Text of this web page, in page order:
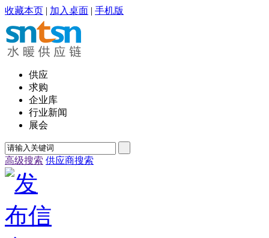
收藏本页 | 加入桌面 | 手机版
供应
求购
企业库
行业新闻
展会
高级搜索 供应商搜索